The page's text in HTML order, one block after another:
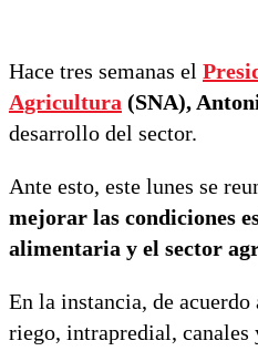
Hace tres semanas el
Agricultura (SNA),
desarrollo del sector.
Ante esto, este lunes se
mejorar las condiciones
alimentaria y el sector
En la instancia, de acuerdo
riego, intrapredial, canales